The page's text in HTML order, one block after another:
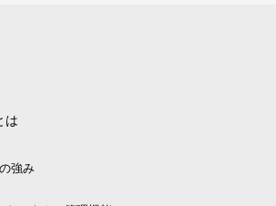
は
強み